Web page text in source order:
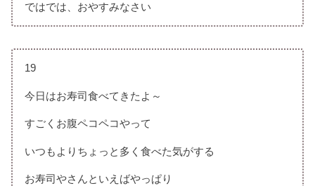
ではでは、おやすみなさい
19
今日はお寿司食べてきたよ～
すごくお腹ペコペコやって
いつもよりちょっと多く食べた気がする
お寿司やさんといえばやっぱり